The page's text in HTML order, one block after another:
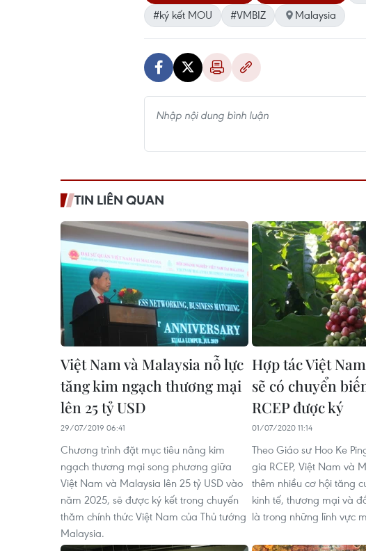
#ký kết MOU
#VMBIZ Malaysia
TIN LIÊN QUAN
Việt Nam và Malaysia nỗ lực
tăng kim ngạch thương mại
lên 25 tỷ USD
29/07/2019 06:41
Chương trình đặt mục tiêu nâng kim
ngạch thương mại song phương giữa
Việt Nam và Malaysia lên 25 tỷ USD vào
năm 2025, sẽ được ký kết trong chuyến
thăm chính thức Việt Nam của Thủ tướng
Malaysia.
Hợp tác Việt
sẽ có chuyển
RCEP được ký
01/07/2020 11:14
Theo Giáo sư Hoo Ke
gia RCEP, Việt Nam và
thêm nhiều cơ hội tăng
kinh tế, thương mại và
là trong những lĩnh vực